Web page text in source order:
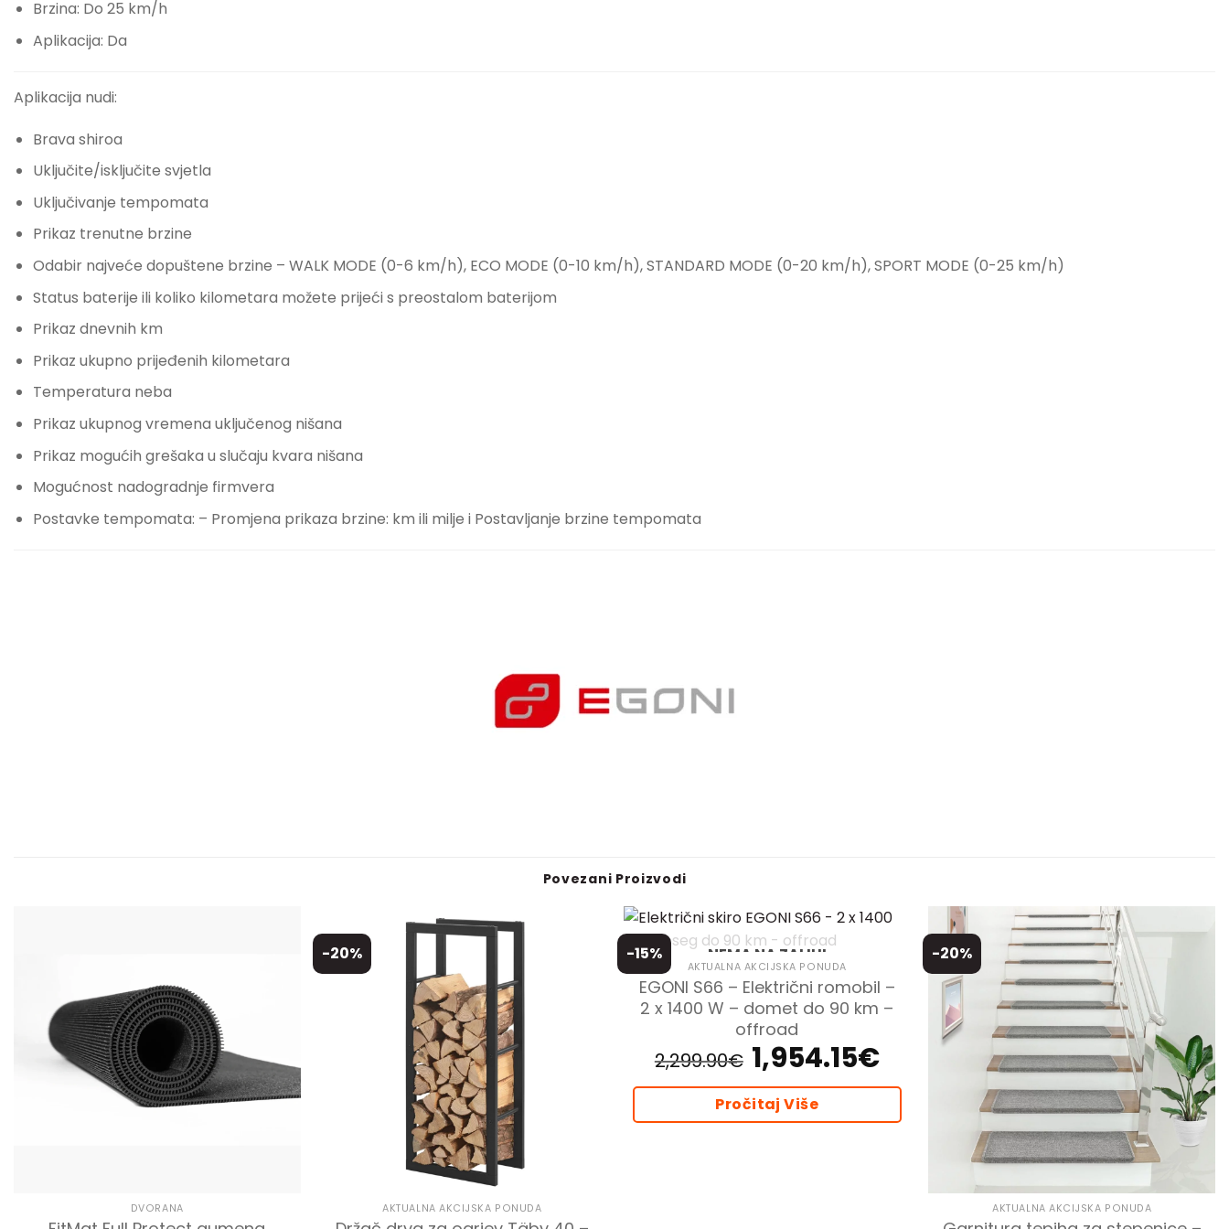
Brzina: Do 25 km/h
Aplikacija: Da
Aplikacija nudi:
Brava shiroa
Uključite/isključite svjetla
Uključivanje tempomata
Prikaz trenutne brzine
Odabir najveće dopuštene brzine – WALK MODE (0-6 km/h), ECO MODE (0-10 km/h), STANDARD MODE (0-20 km/h), SPORT MODE (0-25 km/h)
Status baterije ili koliko kilometara možete prijeći s preostalom baterijom
Prikaz dnevnih km
Prikaz ukupno prijeđenih kilometara
Temperatura neba
Prikaz ukupnog vremena uključenog nišana
Prikaz mogućih grešaka u slučaju kvara nišana
Mogućnost nadogradnje firmvera
Postavke tempomata: – Promjena prikaza brzine: km ili milje i Postavljanje brzine tempomata
Povezani Proizvodi
DVORANA
-20%
AKTUALNA AKCIJSKA PONUDA
-15% NEMA NA ZALIHI
AKTUALNA AKCIJSKA PONUDA
EGONI S66 – Električni romobil –
2 x 1400 W – domet do 90 km –
offroad
2,299.90€ Izvorna
cijena
bila
je:
2,299.90€.
1,954.15€Trenutna
cijena
1,954.15€.
Pročitaj Više
-20%
AKTUALNA AKCIJSKA PONUDA